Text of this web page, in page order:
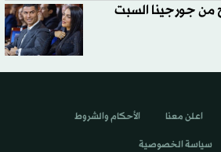
من جورجينا السبت
اعلن معنا الأحكام والشروط
سياسة الخصوصية